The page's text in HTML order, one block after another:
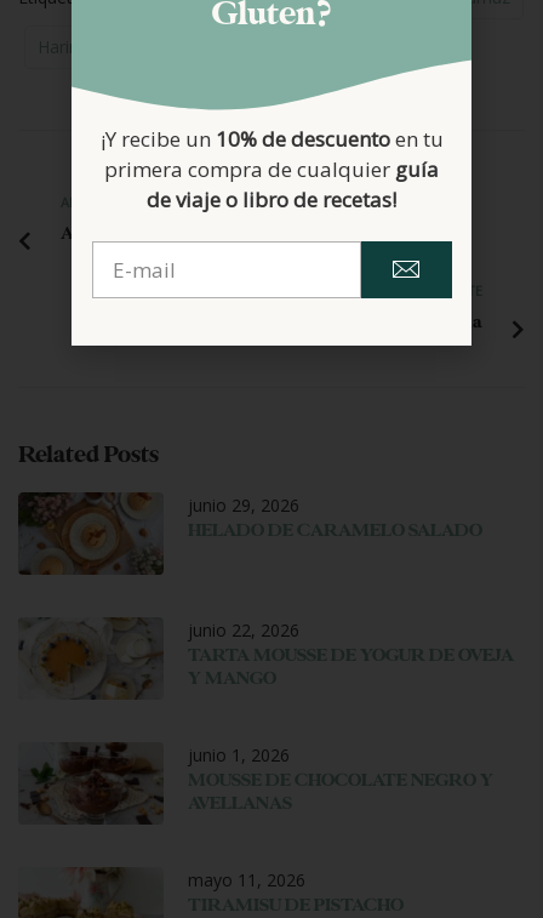
Harina De Arroz
ANTERIOR
Azúcar Invertido
Tarta de queso y canela
Related Posts
junio 29, 2026
HELADO DE CARAMELO SALADO
junio 22, 2026
TARTA MOUSSE DE YOGUR DE OVEJA
Y MANGO
junio 1, 2026
MOUSSE DE CHOCOLATE NEGRO Y
AVELLANAS
mayo 11, 2026
TIRAMISU DE PISTACHO
Gluten?
¡Y recibe un 10% de descuentoen tu
primera compra de cualquier guía
de viaje o libro de recetas!